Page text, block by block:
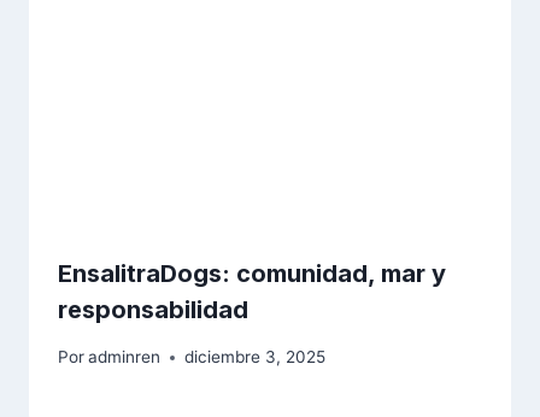
EnsalitraDogs: comunidad, mar y
responsabilidad
Poradminren diciembre 3, 2025